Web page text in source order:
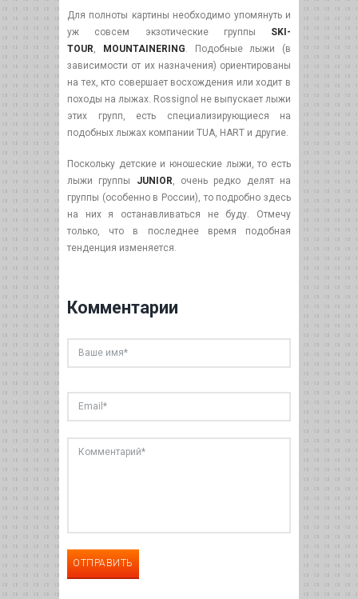
Для полноты картины необходимо упомянуть и
уж совсем экзотические группы SKI-
TOUR, MOUNTAINERING. Подобные лыжи (в
зависимости от их назначения) ориентированы
на тех, кто совершает восхождения или ходит в
походы на лыжах. Rossignol не выпускает лыжи
этих групп, есть специализирующиеся на
подобных лыжах компании TUA, HART и другие.
Поскольку детские и юношеские лыжи, то есть
лыжи группы JUNIOR, очень редко делят на
группы (особенно в России), то подробно здесь
на них я останавливаться не буду. Отмечу
только, что в последнее время подобная
тенденция изменяется.
Комментарии